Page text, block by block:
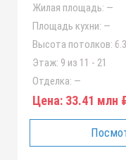
Жилая площадь: —
Площадь кухни: —
Высота потолков:
Этаж: 9 из 11 - 21
Отделка: —
Цена: 33.41 млн